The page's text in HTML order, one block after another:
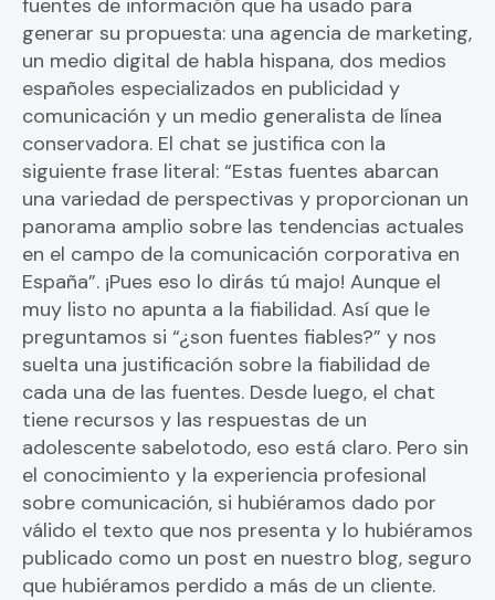
fuentes de información que ha usado para
generar su propuesta: una agencia de marketing,
un medio digital de habla hispana, dos medios
españoles especializados en publicidad y
comunicación y un medio generalista de línea
conservadora. El chat se justifica con la
siguiente frase literal: “Estas fuentes abarcan
una variedad de perspectivas y proporcionan un
panorama amplio sobre las tendencias actuales
en el campo de la comunicación corporativa en
España”. ¡Pues eso lo dirás tú majo! Aunque el
muy listo no apunta a la fiabilidad. Así que le
preguntamos si “¿son fuentes fiables?” y nos
suelta una justificación sobre la fiabilidad de
cada una de las fuentes. Desde luego, el chat
tiene recursos y las respuestas de un
adolescente sabelotodo, eso está claro. Pero sin
el conocimiento y la experiencia profesional
sobre comunicación, si hubiéramos dado por
válido el texto que nos presenta y lo hubiéramos
publicado como un post en nuestro blog, seguro
que hubiéramos perdido a más de un cliente.